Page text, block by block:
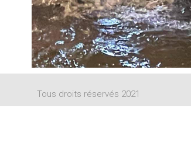
Tous droits réservés 2021